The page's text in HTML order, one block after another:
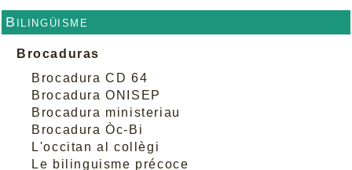
Bilingüisme
Brocaduras
Brocadura CD 64
Brocadura ONISEP
Brocadura ministeriau
Brocadura Òc-Bi
L'occitan al collègi
Le bilinguisme précoce